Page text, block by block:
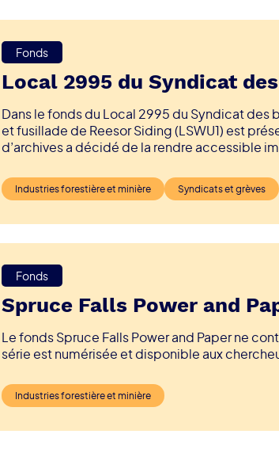
Fonds
Local 2995 du Syndicat
Dans le fonds du Local 2995 du Syndicat des
et fusillade de Reesor Siding (LSWU1) est
d’archives a décidé de la rendre accessible
Industries forestière et minière Syndicats et grèves
Fonds
Spruce Falls Power and
Le fonds Spruce Falls Power and Paper ne
série est numérisée et disponible aux
Industries forestière et minière